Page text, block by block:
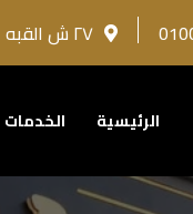
٢٧ ش القبه ١٩ سابقا روكسي مصر الجديده امام كايرو سكان و بجوار العبودى
الرئيسية الخدمات